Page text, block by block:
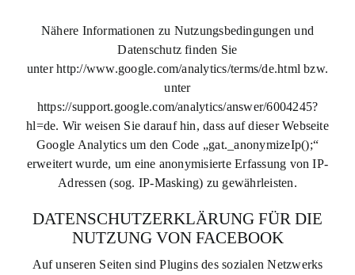
Nähere Informationen zu Nutzungsbedingungen und
Datenschutz finden Sie
unter http://www.google.com/analytics/terms/de.html bzw.
unter
https://support.google.com/analytics/answer/6004245?
hl=de. Wir weisen Sie darauf hin, dass auf dieser Webseite
Google Analytics um den Code „gat._anonymizeIp();“
erweitert wurde, um eine anonymisierte Erfassung von IP-
Adressen (sog. IP-Masking) zu gewährleisten.
DATENSCHUTZERKLÄRUNG FÜR DIE
NUTZUNG VON FACEBOOK
Auf unseren Seiten sind Plugins des sozialen Netzwerks